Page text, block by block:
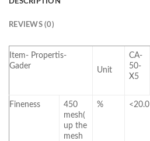
REVIEWS (0)
Item- Propertis-
Gader
Unit
CA-
50-
X5
Fineness
450
mesh(
up the
mesh
% <20.0